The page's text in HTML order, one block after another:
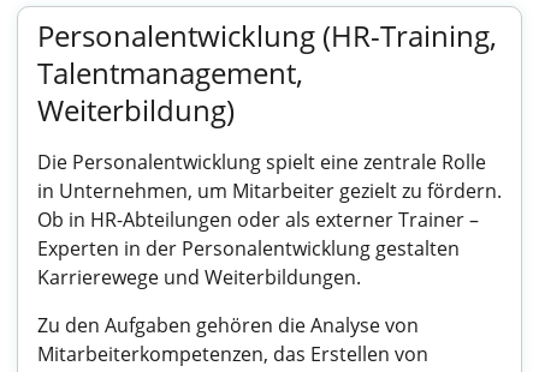
Personalentwicklung (HR-Training,
Talentmanagement,
Weiterbildung)
Die Personalentwicklung spielt eine zentrale Rolle
in Unternehmen, um Mitarbeiter gezielt zu fördern.
Ob in HR-Abteilungen oder als externer Trainer –
Experten in der Personalentwicklung gestalten
Karrierewege und Weiterbildungen.
Zu den Aufgaben gehören die Analyse von
Mitarbeiterkompetenzen, das Erstellen von